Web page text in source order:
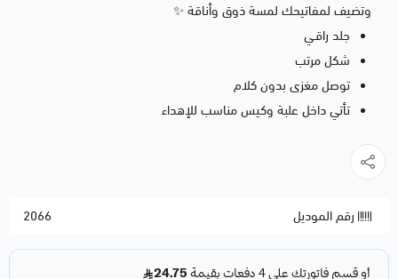
وتضيف لمفاتيحك لمسة ذوق وأناقة ✨
جلد راقـي
شكل مرتب
توصل مغزى بدون كلام
تأتي داخل علبة وكيس مناسب للإهداء
رقم الموديل 2066